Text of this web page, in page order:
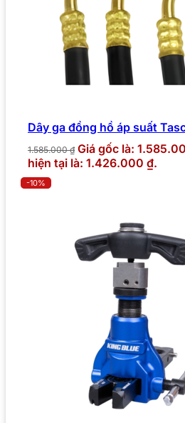
Dây ga đồng hồ áp suất
1.585.000₫ Giá gốc là:
hiện tại là: 1.426.000 ₫.
-10%